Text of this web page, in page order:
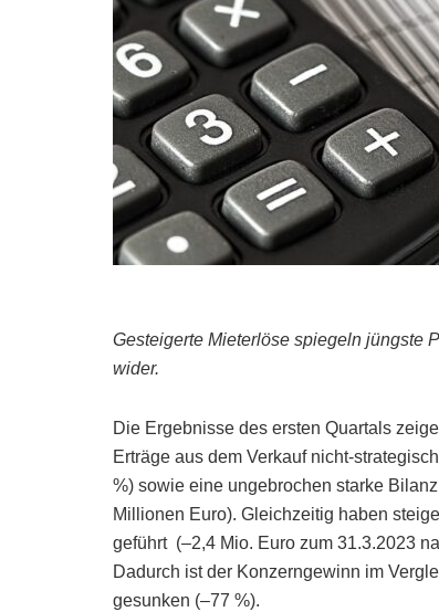
Gesteigerte Mieterlöse spiegeln jüngste
wider.
Die Ergebnisse des ersten Quartals
Erträge aus dem Verkauf nicht-
%) sowie eine ungebrochen starke
Millionen Euro). Gleichzeitig haben
geführt (–2,4 Mio. Euro zum 31.3.2023
Dadurch ist der Konzerngewinn im
gesunken (–77 %).